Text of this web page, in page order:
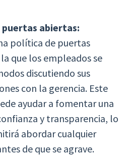
abiertas:
política de puertas
que los empleados se
discutiendo sus
con la gerencia. Este
ayudar a fomentar una
y transparencia, lo
abordar cualquier
de que se agrave.